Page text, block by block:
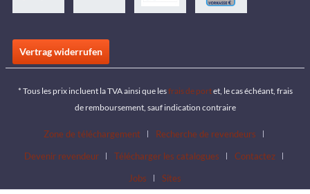
Vertrag widerrufen
* Tous les prix incluent la TVA ainsi que lesfrais de portet, le cas échéant, frais
de remboursement, sauf indication contraire
Zone de téléchargement
Recherche de revendeurs
Devenir revendeur
Télécharger les catalogues
Contactez
Jobs
Sites